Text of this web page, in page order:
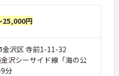
25,000円
金沢区 寺前1-11-32
沢シーサイド線「海の公
分